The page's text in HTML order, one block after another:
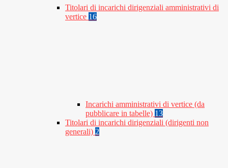
Titolari di incarichi dirigenziali amministrativi di
vertice 16
Incarichi amministrativi di vertice (da
pubblicare in tabelle) 13
Titolari di incarichi dirigenziali (dirigenti non
generali) 2